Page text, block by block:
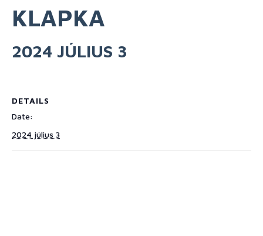
KLAPKA
2024 JÚLIUS 3
DETAILS
Date:
2024 július 3